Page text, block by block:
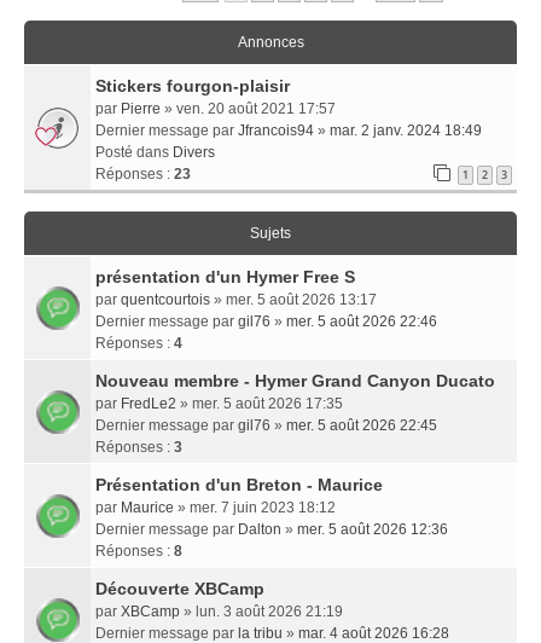
Annonces
Stickers fourgon-plaisir
par Pierre » ven. 20 août 2021 17:57
Dernier message par Jfrancois94 » mar. 2 janv. 2024 18:49
Posté dans Divers
Réponses : 23 1 2 3
Sujets
présentation d'un Hymer Free S
par quentcourtois » mer. 5 août 2026 13:17
Dernier message par gil76 » mer. 5 août 2026 22:46
Réponses : 4
Nouveau membre - Hymer Grand Canyon Ducato
par FredLe2 » mer. 5 août 2026 17:35
Dernier message par gil76 » mer. 5 août 2026 22:45
Réponses : 3
Présentation d'un Breton - Maurice
par Maurice » mer. 7 juin 2023 18:12
Dernier message par Dalton » mer. 5 août 2026 12:36
Réponses : 8
Découverte XBCamp
par XBCamp » lun. 3 août 2026 21:19
Dernier message par la tribu » mar. 4 août 2026 16:28